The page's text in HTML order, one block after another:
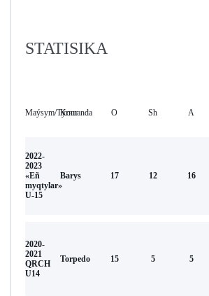
STATISIKA
Maýsym/TýrnırKomanda O Sh А
2022-
2023
«Eñ
myqtylar»
U-15
Barys 17 12 16
2020-
2021
QRCH
U14
Torpedo 15 5 5